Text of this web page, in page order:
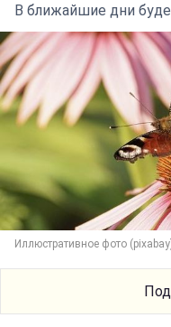
В ближайшие дни
Иллюстративное фото